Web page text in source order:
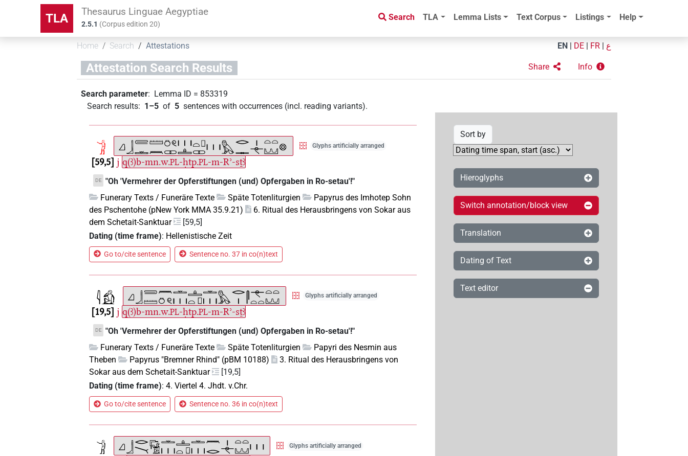
TLA Thesaurus Linguae Aegyptiae
2.5.1 (Corpus edition20)
Search TLA Lemma Lists Text Corpus Listings Help
Home Search Attestations EN DE FR ع
Attestation Search Results Share Info
Search parameter: Lemma ID = 853319
Search results: 1–5 of 5 sentences with occurrences (incl. reading variants).
Glyphs artificially arranged
59,5 j q(ꜣ)b-mn.w.PL-ḥtp.PL-m-Rʾ-sṯꜣ
DE "Oh 'Vermehrer der Opferstiftungen (und) Opfergaben in Ro-setau'!"
Funerary Texts / Funeräre Texte
Späte Totenliturgien
Papyrus des Imhotep Sohn
des Pschentohe (pNew York MMA 35.9.21)
6. Ritual des Herausbringens von Sokar aus
dem Schetait-Sanktuar
[59,5]
Dating (time frame): Hellenistische Zeit
Go to/cite sentence Sentence no. 37 in co(n)text
Glyphs artificially arranged
19,5 j q(ꜣ)b-mn.w.PL-ḥtp.PL-m-Rʾ-sṯꜣ
DE "Oh 'Vermehrer der Opferstiftungen (und) Opfergaben in Ro-setau'!"
Funerary Texts / Funeräre Texte
Späte Totenliturgien
Papyri des Nesmin aus
Theben
Papyrus "Bremner Rhind" (pBM 10188)
3. Ritual des Herausbringens von
Sokar aus dem Schetait-Sanktuar
[19,5]
Dating (time frame):4. Viertel 4. Jhdt. v.Chr.
Go to/cite sentence Sentence no. 36 in co(n)text
Glyphs artificially arranged
Sort by
Hieroglyphs
Switch annotation/block view
Translation
Dating of Text
Text editor